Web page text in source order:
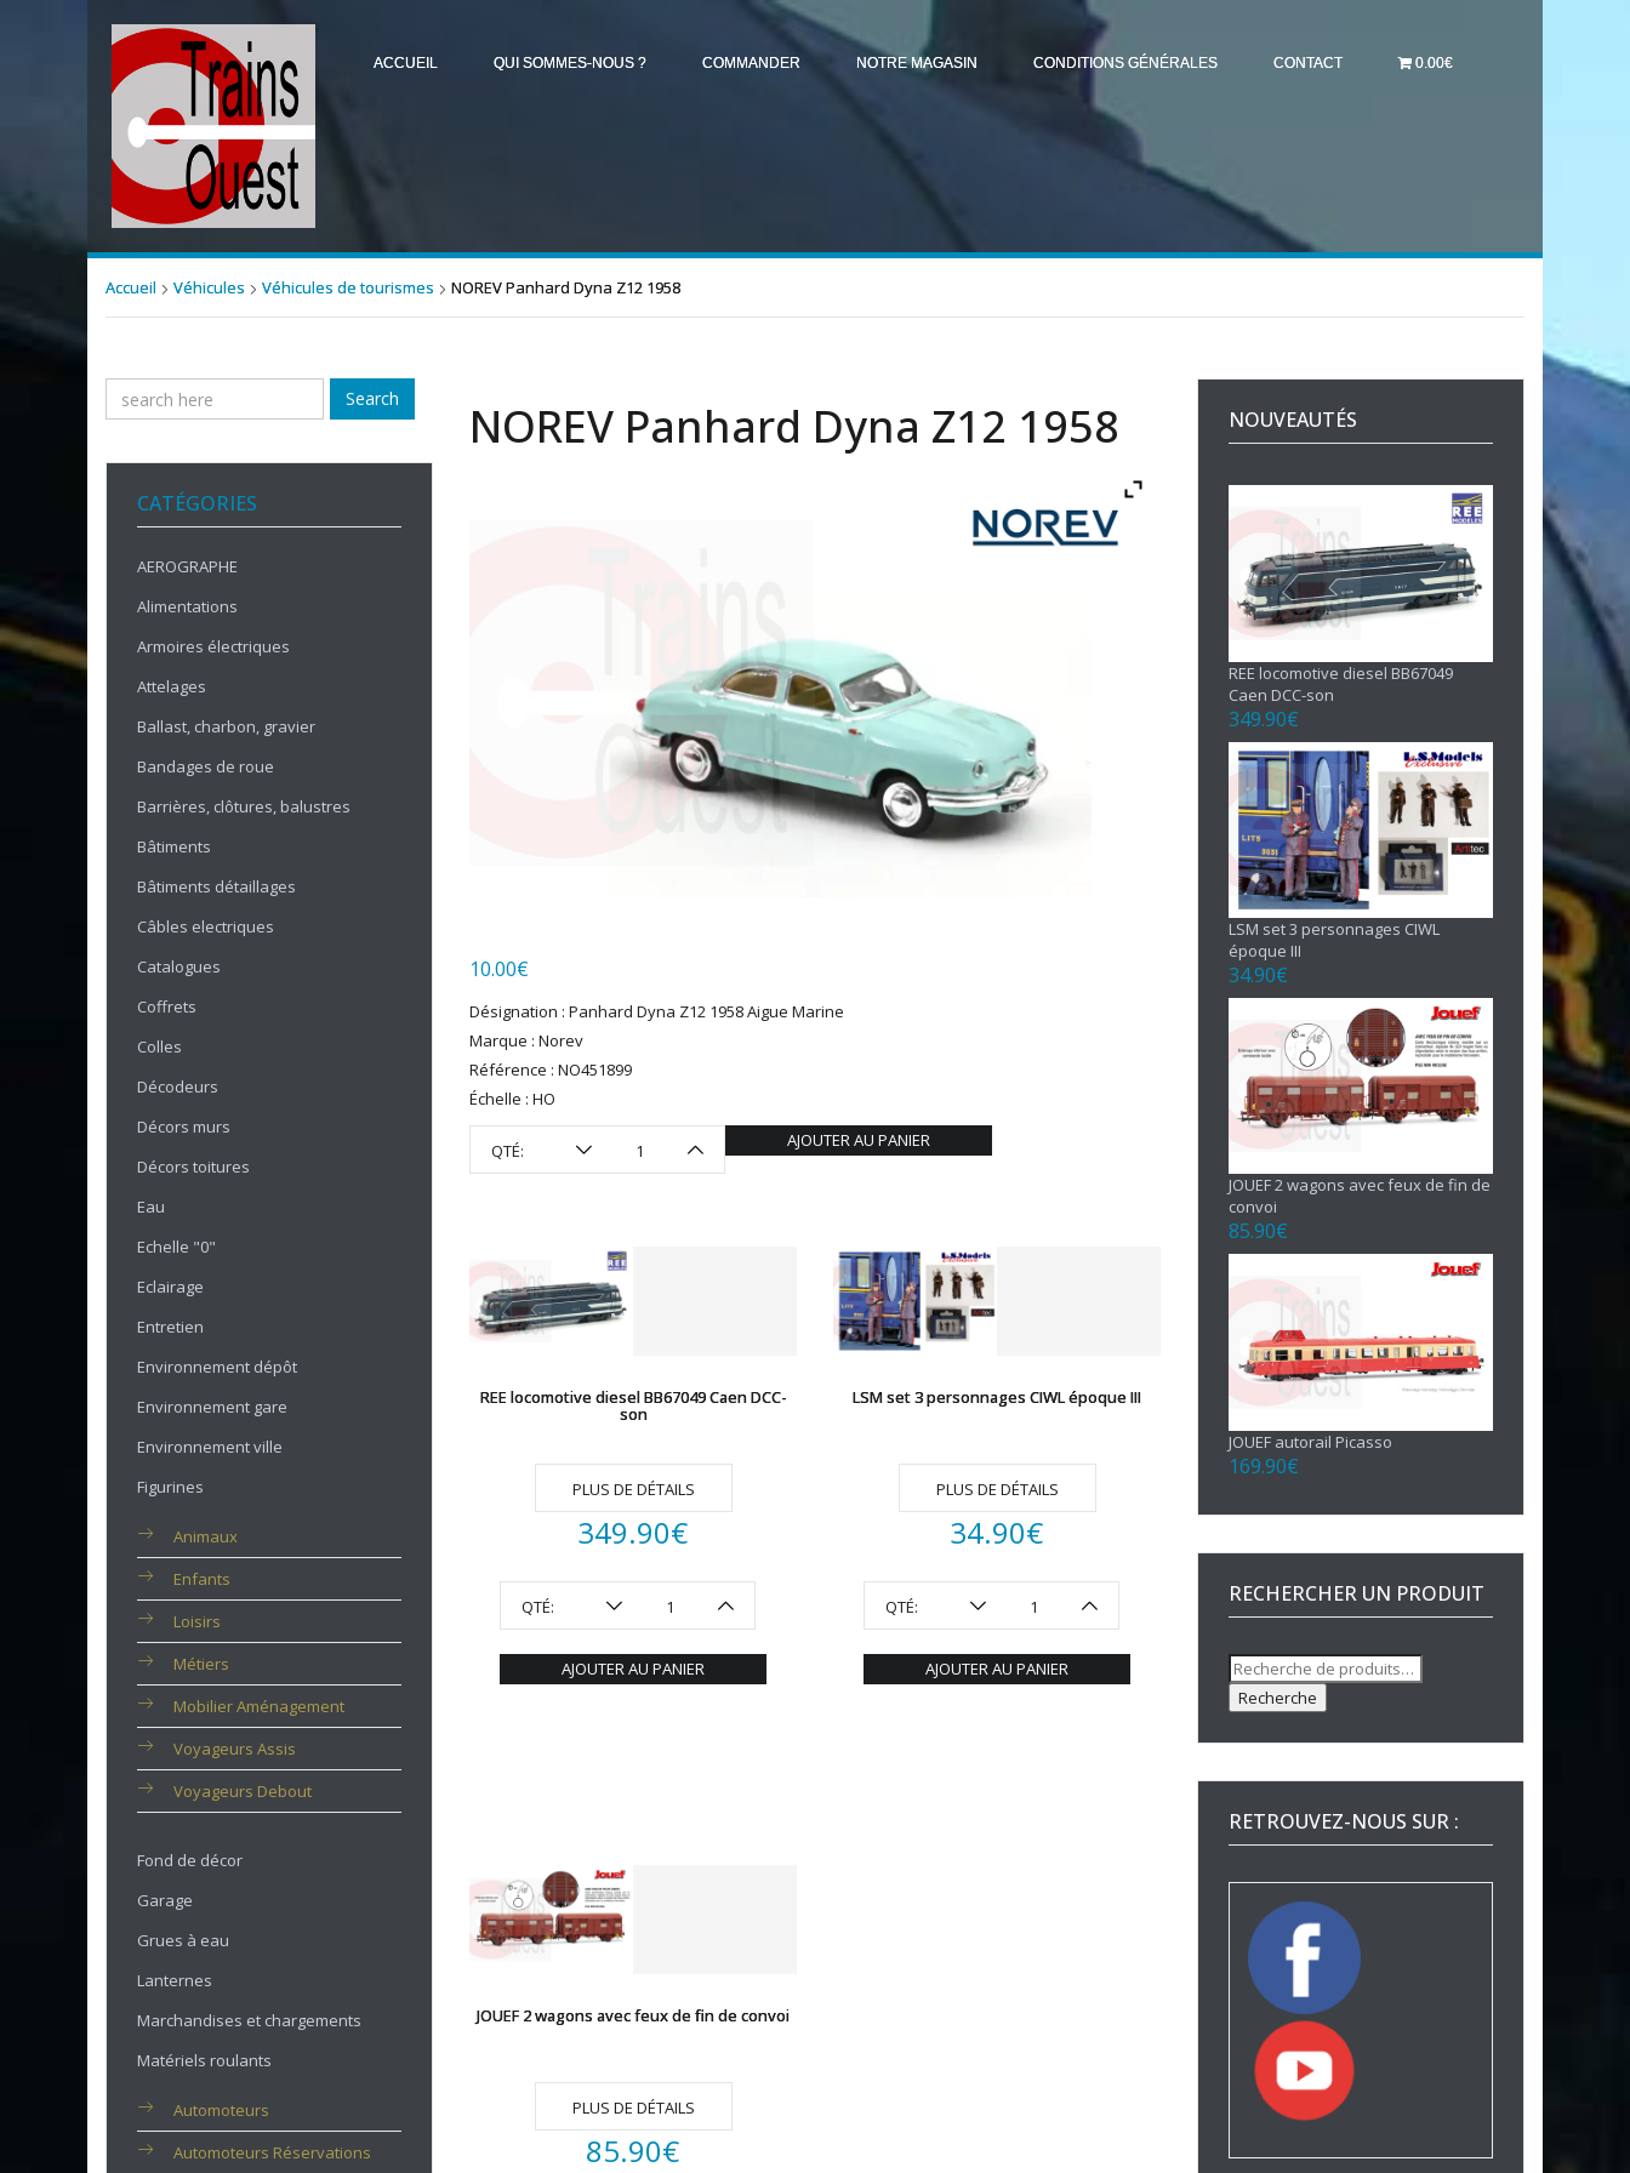
ACCUEIL QUI SOMMES-NOUS ? COMMANDER NOTRE MAGASIN CONDITIONS GÉNÉRALES CONTACT 0.00€
Accueil Véhicules Véhicules de tourismes NOREV Panhard Dyna Z12 1958
Search
CATÉGORIES
AEROGRAPHE
Alimentations
Armoires électriques
Attelages
Ballast, charbon, gravier
Bandages de roue
Barrières, clôtures, balustres
Bâtiments
Bâtiments détaillages
Câbles electriques
Catalogues
Coffrets
Colles
Décodeurs
Décors murs
Décors toitures
Eau
Echelle "0"
Eclairage
Entretien
Environnement dépôt
Environnement gare
Environnement ville
Figurines
Animaux
Enfants
Loisirs
Métiers
Mobilier Aménagement
Voyageurs Assis
Voyageurs Debout
Fond de décor
Garage
Grues à eau
Lanternes
Marchandises et chargements
Matériels roulants
Automoteurs
Automoteurs Réservations
NOREV Panhard Dyna Z12 1958
10.00€
Désignation : Panhard Dyna Z12 1958 Aigue Marine
Marque : Norev
Référence : NO451899
Échelle : HO
QTÉ: AJOUTER AU PANIER
REE locomotive diesel BB67049 Caen DCC-
son
PLUS DE DÉTAILS
349.90€
QTÉ:
AJOUTER AU PANIER
LSM set 3 personnages CIWL époque III
PLUS DE DÉTAILS
34.90€
QTÉ:
AJOUTER AU PANIER
JOUEF 2 wagons avec feux de fin de convoi
PLUS DE DÉTAILS
85.90€
NOUVEAUTÉS
REE locomotive diesel BB67049
Caen DCC-son
349.90€
LSM set 3 personnages CIWL
époque III
34.90€
JOUEF 2 wagons avec feux de fin de
convoi
85.90€
JOUEF autorail Picasso
169.90€
RECHERCHER UN PRODUIT
Recherche
pour :
Recherche
RETROUVEZ-NOUS SUR :